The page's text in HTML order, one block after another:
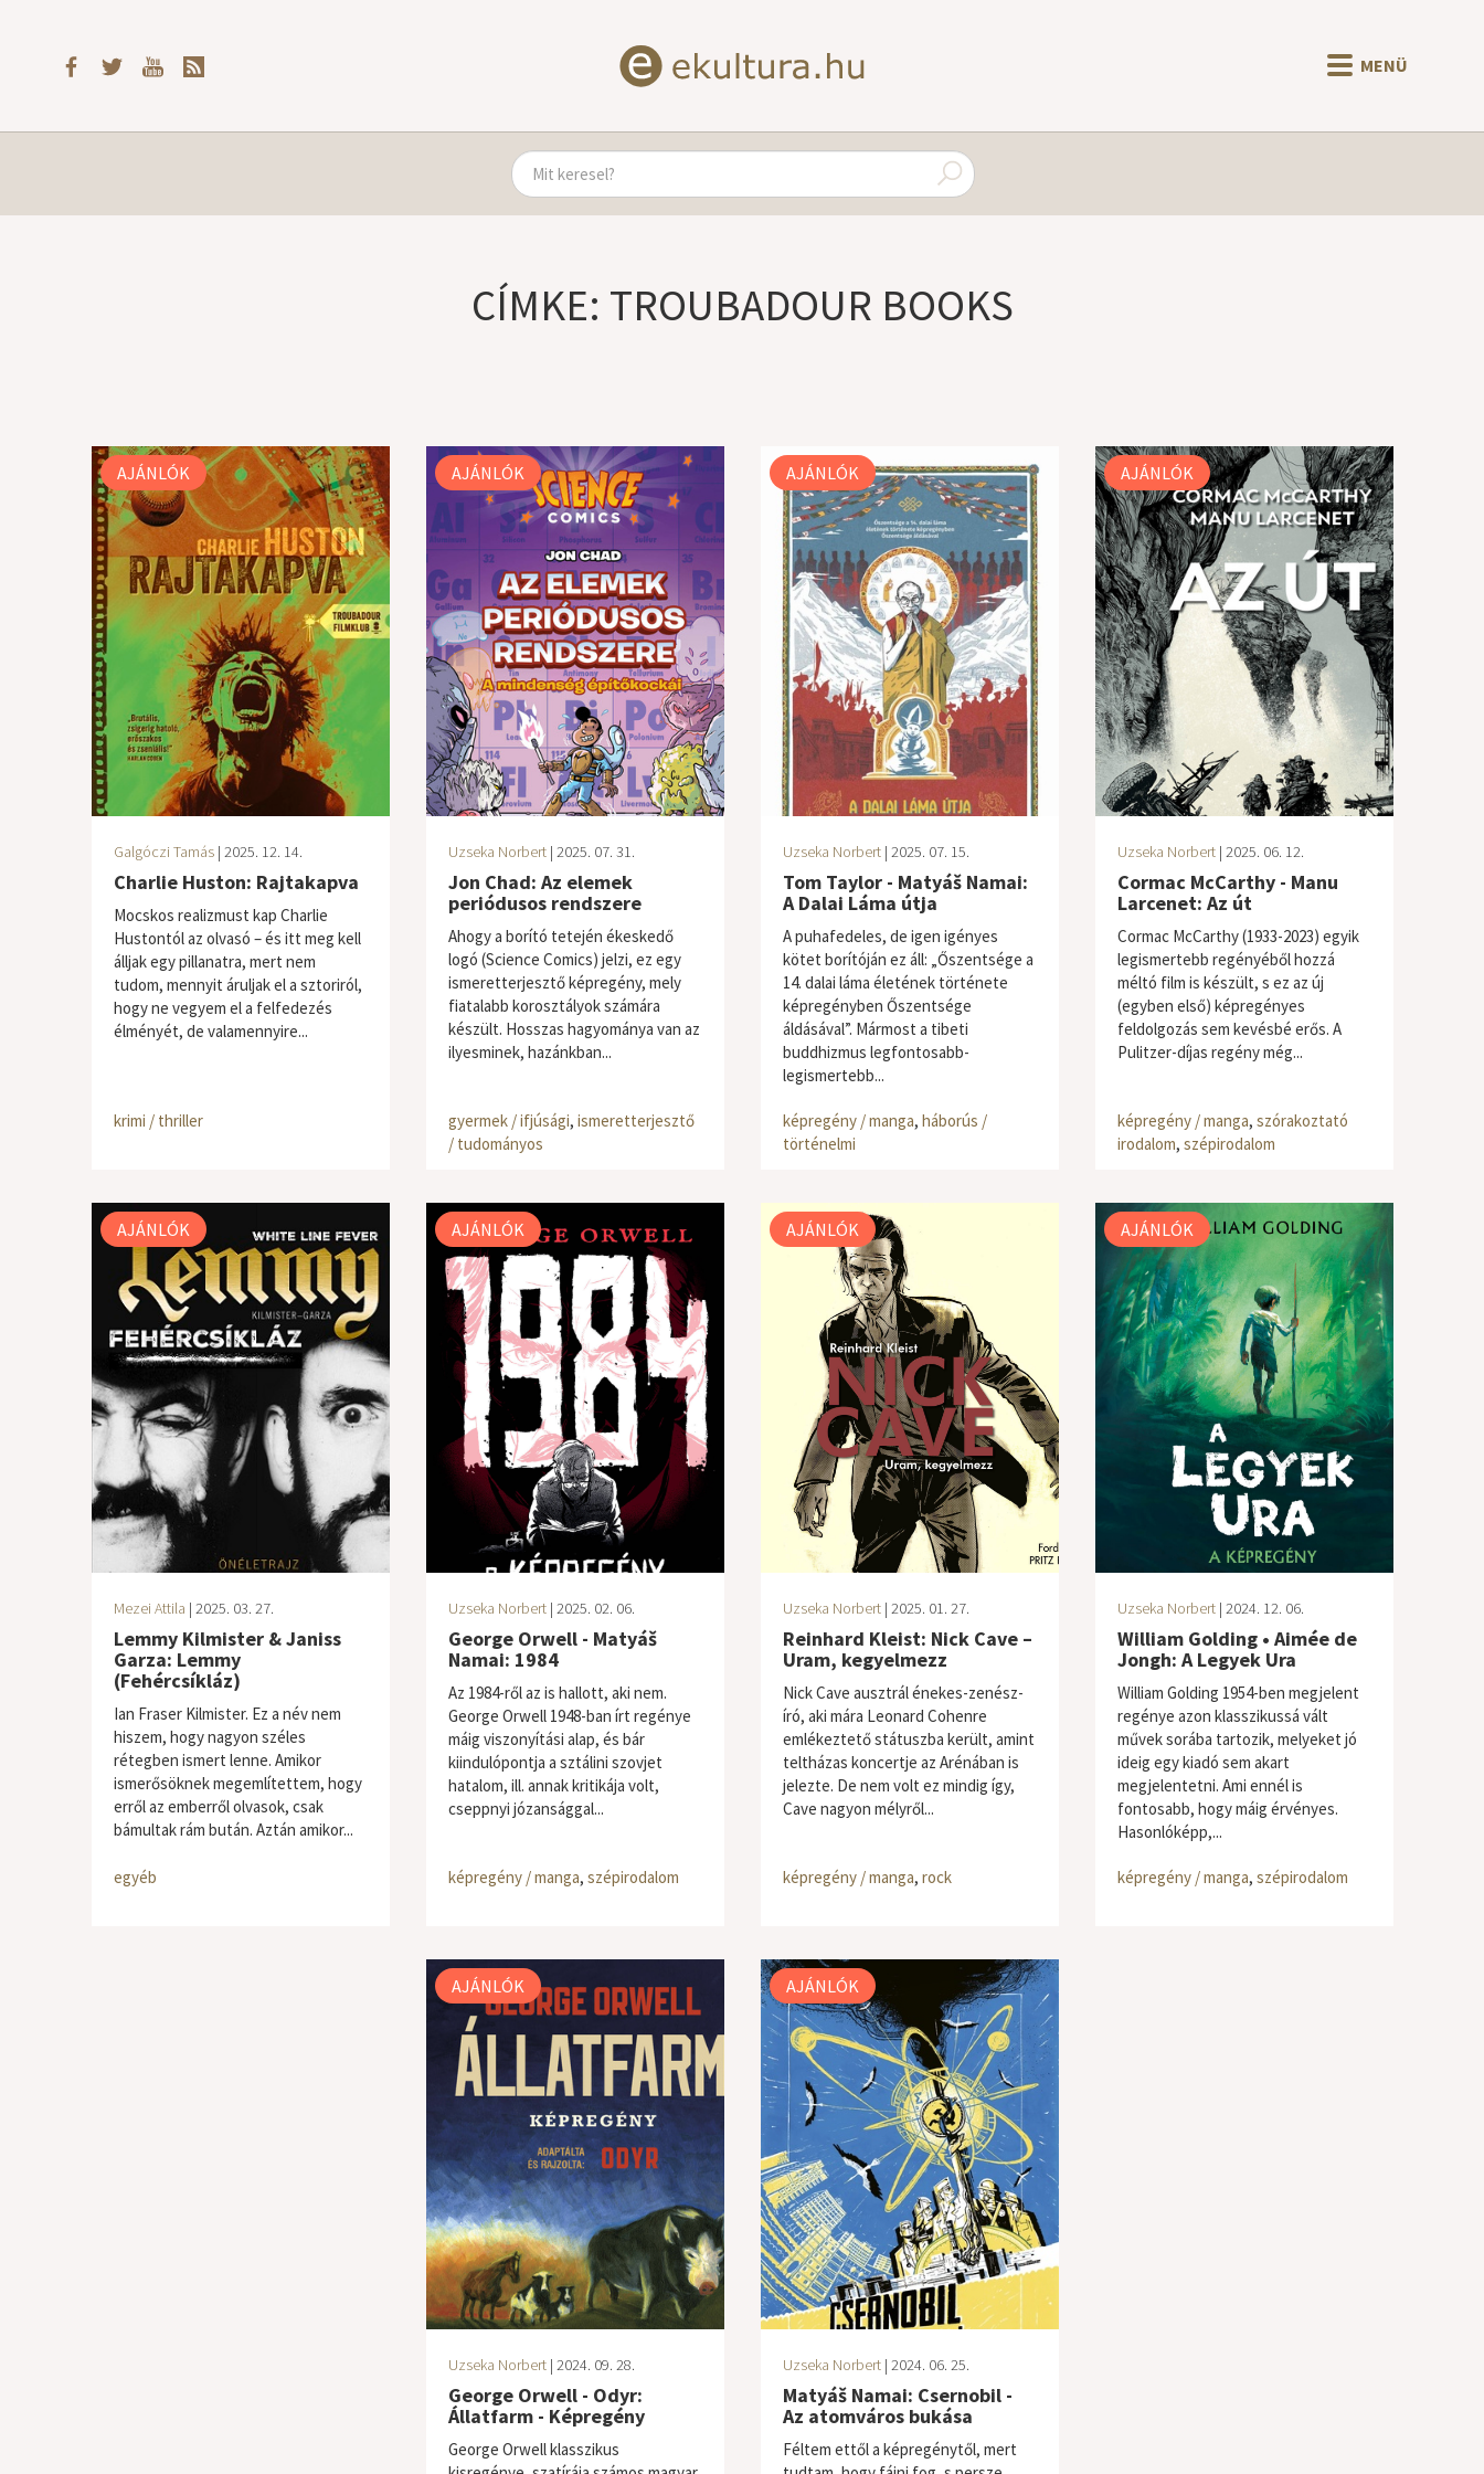
MENÜ
CÍMKE: TROUBADOUR BOOKS
AJÁNLÓK
Galgóczi Tamás| 2025. 12. 14.
Charlie Huston: Rajtakapva
Mocskos realizmust kap Charlie
Hustontól az olvasó – és itt meg kell
álljak egy pillanatra, mert nem
tudom, mennyit áruljak el a sztoriról,
hogy ne vegyem el a felfedezés
élményét, de valamennyire...
krimi / thriller
AJÁNLÓK
Uzseka Norbert| 2025. 07. 31.
Jon Chad: Az elemek
periódusos rendszere
Ahogy a borító tetején ékeskedő
logó (Science Comics) jelzi, ez egy
ismeretterjesztő képregény, mely
fiatalabb korosztályok számára
készült. Hosszas hagyománya van az
ilyesminek, hazánkban...
gyermek / ifjúsági, ismeretterjesztő
/ tudományos
AJÁNLÓK
Uzseka Norbert| 2025. 07. 15.
Tom Taylor - Matyáš Namai:
A Dalai Láma útja
A puhafedeles, de igen igényes
kötet borítóján ez áll: „Őszentsége a
14. dalai láma életének története
képregényben Őszentsége
áldásával”. Mármost a tibeti
buddhizmus legfontosabb-
legismertebb...
képregény / manga, háborús /
történelmi
AJÁNLÓK
Uzseka Norbert| 2025. 06. 12.
Cormac McCarthy - Manu
Larcenet: Az út
Cormac McCarthy (1933-2023) egyik
legismertebb regényéből hozzá
méltó film is készült, s ez az új
(egyben első) képregényes
feldolgozás sem kevésbé erős. A
Pulitzer-díjas regény még...
képregény / manga, szórakoztató
irodalom, szépirodalom
AJÁNLÓK
Mezei Attila | 2025. 03. 27.
Lemmy Kilmister & Janiss
Garza: Lemmy
(Fehércsíkláz)
Ian Fraser Kilmister. Ez a név nem
hiszem, hogy nagyon széles
rétegben ismert lenne. Amikor
ismerősöknek megemlítettem, hogy
erről az emberről olvasok, csak
bámultak rám bután. Aztán amikor...
egyéb
AJÁNLÓK
Uzseka Norbert| 2025. 02. 06.
George Orwell - Matyáš
Namai: 1984
Az 1984-ről az is hallott, aki nem.
George Orwell 1948-ban írt regénye
máig viszonyítási alap, és bár
kiindulópontja a sztálini szovjet
hatalom, ill. annak kritikája volt,
cseppnyi józansággal...
képregény / manga, szépirodalom
AJÁNLÓK
Uzseka Norbert| 2025. 01. 27.
Reinhard Kleist: Nick Cave –
Uram, kegyelmezz
Nick Cave ausztrál énekes-zenész-
író, aki mára Leonard Cohenre
emlékeztető státuszba került, amint
teltházas koncertje az Arénában is
jelezte. De nem volt ez mindig így,
Cave nagyon mélyről...
képregény / manga, rock
AJÁNLÓK
Uzseka Norbert| 2024. 12. 06.
William Golding • Aimée de
Jongh: A Legyek Ura
William Golding 1954-ben megjelent
regénye azon klasszikussá vált
művek sorába tartozik, melyeket jó
ideig egy kiadó sem akart
megjelentetni. Ami ennél is
fontosabb, hogy máig érvényes.
Hasonlóképp,...
képregény / manga, szépirodalom
AJÁNLÓK
Uzseka Norbert| 2024. 09. 28.
George Orwell - Odyr:
Állatfarm - Képregény
George Orwell klasszikus
AJÁNLÓK
Uzseka Norbert| 2024. 06. 25.
Matyáš Namai: Csernobil -
Az atomváros bukása
Féltem ettől a képregénytől, mert